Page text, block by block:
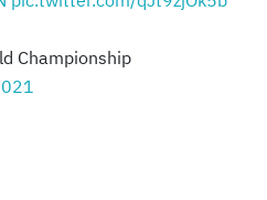
Championship